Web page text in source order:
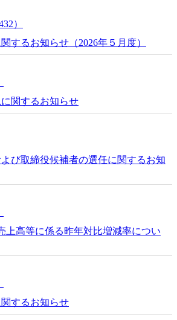
）
するお知らせ（2026年５月度）
関するお知らせ
び取締役候補者の選任に関するお知
上高等に係る昨年対比増減率につい
するお知らせ